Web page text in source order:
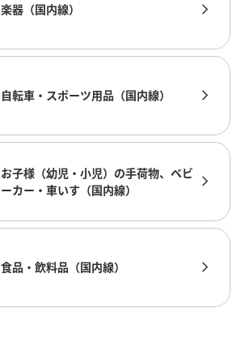
楽器（国内線）
自転車・スポーツ用品（国内線）
お子様（幼児・小児）の手荷物、ベビ
ーカー・車いす（国内線）
食品・飲料品（国内線）